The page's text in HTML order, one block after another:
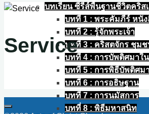
บทเรียน ซีรีส์พื้นฐานชีวิตคริส
บทที่ 1 : พระคัมภีร์ หนั
บทที่ 2 : รู้จักพระเจ้า
บทที่ 3 : คริสตจักร ชุม
บทที่ 4 : การบัพติศมา
บทที่ 5 : การพิธีบัพติศม
บทที่ 6 : การอธิษฐาน
บทที่ 7 : การนมัสการ
บทที่ 8 : พิธีมหาสนิท
Service